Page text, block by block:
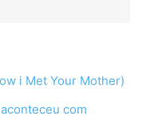
i Met Your Mother)
com